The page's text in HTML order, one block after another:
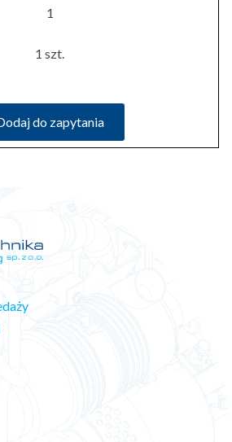
1
1 szt.
do zapytania